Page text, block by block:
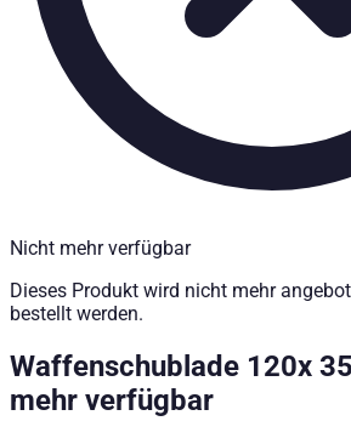
Passend für
Ford Ranger Baujahr ab 2012+
Ford Ranger Baujahr ab 2016+
Kategorien
Nicht mehr verfügbar
Dieses Produkt wird nicht mehr
bestellt werden.
Waffenschublade 120x
mehr verfügbar